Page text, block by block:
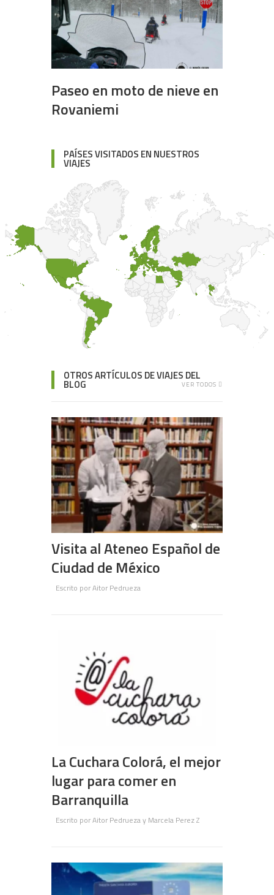
Paseo en moto de nieve en
Rovaniemi
PAÍSES VISITADOS EN NUESTROS
VIAJES
OTROS ARTÍCULOS DE VIAJES DEL
BLOG VER TODOS
Visita al Ateneo Español de
Ciudad de México
Escrito porAitor Pedrueza
La Cuchara Colorá, el mejor
lugar para comer en
Barranquilla
Escrito porAitor Pedrueza y Marcela Perez Z